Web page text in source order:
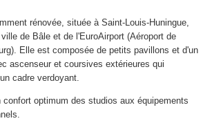
rénovée, située à Saint-Louis-Huningue,
de Bâle et de l'EuroAirport (Aéroport de
Elle est composée de petits pavillons et d'un
ascenseur et coursives extérieures qui
cadre verdoyant.
confort optimum des studios aux équipements